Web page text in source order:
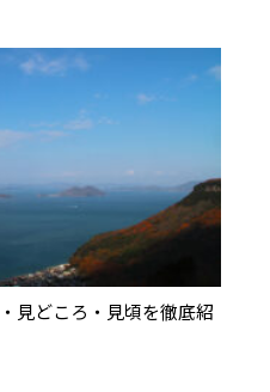
見どころ・見頃を徹底紹